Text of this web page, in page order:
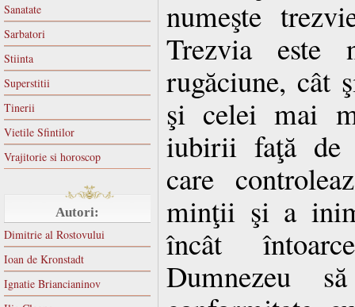
Sanatate
Sarbatori
Stiinta
Superstitii
Tinerii
Vietile Sfintilor
Vrajitorie si horoscop
Autori:
Dimitrie al Rostovului
Ioan de Kronstadt
Ignatie Briancianinov
numeşte
Trezvia este
rugăciune, cât
şi celei mai
iubirii faţă de
care
minţii şi a
încât
Dumnezeu